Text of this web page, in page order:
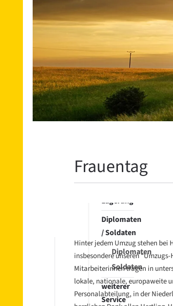
Umzug
national
Umzug
international
Europa
Übersee
Export
nach
Übersee
Lagerung
Diplomaten
/ Soldaten
Diplomaten
Soldaten
weiterer
Service
Frauentag
Hinter jedem Umzug stehen
insbesondere unseren
Mitarbeiterinnen tragen in
lokale, nationale, europaweite
Personalabteilung, in der